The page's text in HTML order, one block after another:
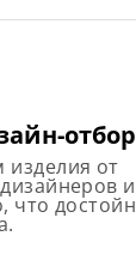
отбор
от
и
что